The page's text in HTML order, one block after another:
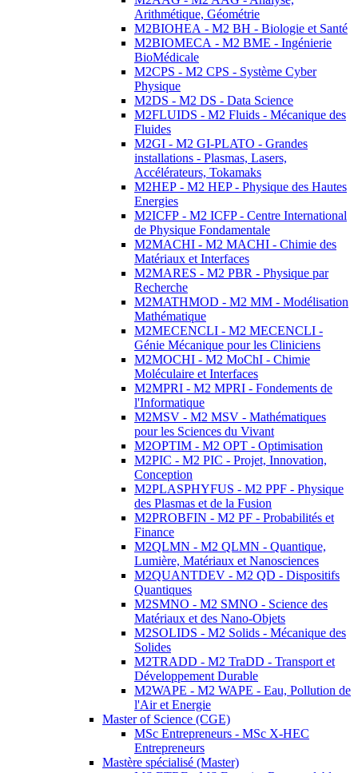
Arithmétique, Géométrie
M2BIOHEA - M2 BH - Biologie et Santé
M2BIOMECA - M2 BME - Ingénierie
BioMédicale
M2CPS - M2 CPS - Système Cyber
Physique
M2DS - M2 DS - Data Science
M2FLUIDS - M2 Fluids - Mécanique des
Fluides
M2GI - M2 GI-PLATO - Grandes
installations - Plasmas, Lasers,
Accélérateurs, Tokamaks
M2HEP - M2 HEP - Physique des Hautes
Energies
M2ICFP - M2 ICFP - Centre International
de Physique Fondamentale
M2MACHI - M2 MACHI - Chimie des
Matériaux et Interfaces
M2MARES - M2 PBR - Physique par
Recherche
M2MATHMOD - M2 MM - Modélisation
Mathématique
M2MECENCLI - M2 MECENCLI -
Génie Mécanique pour les Cliniciens
M2MOCHI - M2 MoChI - Chimie
Moléculaire et Interfaces
M2MPRI - M2 MPRI - Fondements de
l'Informatique
M2MSV - M2 MSV - Mathématiques
pour les Sciences du Vivant
M2OPTIM - M2 OPT - Optimisation
M2PIC - M2 PIC - Projet, Innovation,
Conception
M2PLASPHYFUS - M2 PPF - Physique
des Plasmas et de la Fusion
M2PROBFIN - M2 PF - Probabilités et
Finance
M2QLMN - M2 QLMN - Quantique,
Lumière, Matériaux et Nanosciences
M2QUANTDEV - M2 QD - Dispositifs
Quantiques
M2SMNO - M2 SMNO - Science des
Matériaux et des Nano-Objets
M2SOLIDS - M2 Solids - Mécanique des
Solides
M2TRADD - M2 TraDD - Transport et
Développement Durable
M2WAPE - M2 WAPE - Eau, Pollution de
l'Air et Energie
Master of Science (CGE)
MSc Entrepreneurs - MSc X-HEC
Entrepreneurs
Mastère spécialisé (Master)